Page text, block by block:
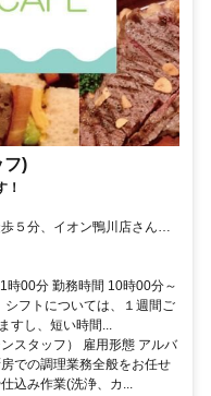
フ)
！
５分、イオン鴨川店さん近
業員専用駐車場がございま
時00分 勤務時間 10時00分～
フトについては、１週間ご
すし、短い時間...
スタッフ） 雇用形態 アルバ
での調理業務全般をお任せ
込み作業(洗浄、カ...